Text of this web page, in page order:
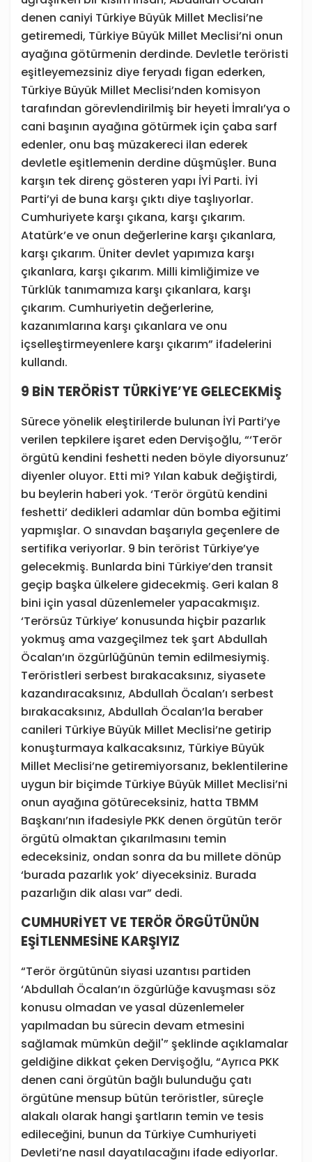
denen caniyi Türkiye Büyük Millet Meclisi’ne
getiremedi, Türkiye Büyük Millet Meclisi’ni onun
ayağına götürmenin derdinde. Devletle teröristi
eşitleyemezsiniz diye feryadı figan ederken,
Türkiye Büyük Millet Meclisi’nden komisyon
tarafından görevlendirilmiş bir heyeti İmralı’ya o
cani başının ayağına götürmek için çaba sarf
edenler, onu baş müzakereci ilan ederek
devletle eşitlemenin derdine düşmüşler. Buna
karşın tek direnç gösteren yapı İYİ Parti. İYİ
Parti’yi de buna karşı çıktı diye taşlıyorlar.
Cumhuriyete karşı çıkana, karşı çıkarım.
Atatürk’e ve onun değerlerine karşı çıkanlara,
karşı çıkarım. Üniter devlet yapımıza karşı
çıkanlara, karşı çıkarım. Milli kimliğimize ve
Türklük tanımamıza karşı çıkanlara, karşı
çıkarım. Cumhuriyetin değerlerine,
kazanımlarına karşı çıkanlara ve onu
içselleştirmeyenlere karşı çıkarım” ifadelerini
kullandı.
9 BİN TERÖRİST TÜRKİYE’YE GELECEKMİŞ
Sürece yönelik eleştirilerde bulunan İYİ Parti’ye
verilen tepkilere işaret eden Dervişoğlu, “‘Terör
örgütü kendini feshetti neden böyle diyorsunuz’
diyenler oluyor. Etti mi? Yılan kabuk değiştirdi,
bu beylerin haberi yok. ‘Terör örgütü kendini
feshetti’ dedikleri adamlar dün bomba eğitimi
yapmışlar. O sınavdan başarıyla geçenlere de
sertifika veriyorlar. 9 bin terörist Türkiye’ye
gelecekmiş. Bunlarda bini Türkiye’den transit
geçip başka ülkelere gidecekmiş. Geri kalan 8
bini için yasal düzenlemeler yapacakmışız.
‘Terörsüz Türkiye’ konusunda hiçbir pazarlık
yokmuş ama vazgeçilmez tek şart Abdullah
Öcalan’ın özgürlüğünün temin edilmesiymiş.
Teröristleri serbest bırakacaksınız, siyasete
kazandıracaksınız, Abdullah Öcalan’ı serbest
bırakacaksınız, Abdullah Öcalan’la beraber
canileri Türkiye Büyük Millet Meclisi’ne getirip
konuşturmaya kalkacaksınız, Türkiye Büyük
Millet Meclisi’ne getiremiyorsanız, beklentilerine
uygun bir biçimde Türkiye Büyük Millet Meclisi’ni
onun ayağına götüreceksiniz, hatta TBMM
Başkanı’nın ifadesiyle PKK denen örgütün terör
örgütü olmaktan çıkarılmasını temin
edeceksiniz, ondan sonra da bu millete dönüp
‘burada pazarlık yok’ diyeceksiniz. Burada
pazarlığın dik alası var” dedi.
CUMHURİYET VE TERÖR ÖRGÜTÜNÜN
EŞİTLENMESİNE KARŞIYIZ
“Terör örgütünün siyasi uzantısı partiden
‘Abdullah Öcalan’ın özgürlüğe kavuşması söz
konusu olmadan ve yasal düzenlemeler
yapılmadan bu sürecin devam etmesini
sağlamak mümkün değil'” şeklinde açıklamalar
geldiğine dikkat çeken Dervişoğlu, “Ayrıca PKK
denen cani örgütün bağlı bulunduğu çatı
örgütüne mensup bütün teröristler, süreçle
alakalı olarak hangi şartların temin ve tesis
edileceğini, bunun da Türkiye Cumhuriyeti
Devleti’ne nasıl dayatılacağını ifade ediyorlar.